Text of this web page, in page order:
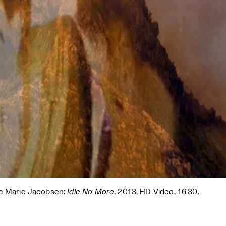
Marie Jacobsen:Idle No More, 2013, HD Video, 16'30.